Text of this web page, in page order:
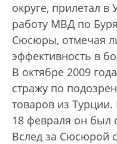
округе, прилетал в
работу МВД по
Сюсюры, отмечая
эффективность в
В октябре 2009
стражу по
товаров из
18 февраля он был
Вслед за Сюсюрой